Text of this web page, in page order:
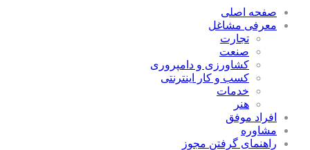
صفحه اصلی
معرفی مشاغل
تجارت
صنعت
كشاورزی و دامپروری
كسب و كار اينترنتی
خدمات
هنر
افراد موفق
مشاوره
راهنمای گرفتن مجوز